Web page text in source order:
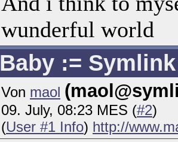
wunderful world
Baby := Symlink
Von maol
09. July, 08:23 MES (#2)
(User #1 Info) http://